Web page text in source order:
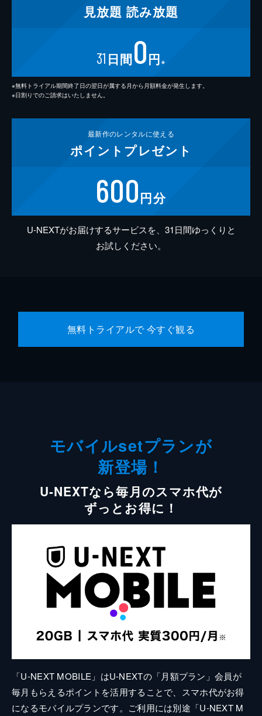
見放題 読み放題
31 日間0円 ※
※無料トライアル期間終了日の翌日が属する月から月額料金が発生します。
※日割りでのご請求はいたしません。
最新作のレンタルに使える
ポイント プレゼント
600円分
U-NEXTがお届けするサービスを、31日間ゆっくりと
お試しください。
無料トライアルで 今すぐ観る
モバイルsetプランが
新登場！
U-NEXTなら毎月のスマホ代が
ずっとお得に！
「U-NEXT MOBILE」はU-NEXTの「月額プラン」会員が
毎月もらえるポイントを活用することで、スマホ代がお得
になるモバイルプランです。ご利用には別途「U-NEXT M